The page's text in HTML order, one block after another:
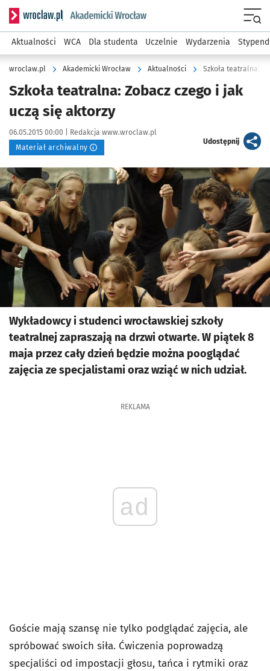
Serwis informacyjny wroclaw.pl podserwis: Akademicki
Aktualności WCA Dla studenta Uczelnie Wydarzenia
wroclaw.pl Akademicki Wrocław Aktualności Szkoła teatralna:
Szkoła teatralna: Zobacz czego i jak
uczą się aktorzy
Data publikacji:
06.05.2015 00:00 | Autor:
Redakcja www.wroclaw.pl
Materiał archiwalny
Udostępnijartykuł
Kliknij, aby powiększyć
Wykładowcy i studenci wrocławskiej szkoły
teatralnej zapraszają na drzwi otwarte. W piątek 8
maja przez cały dzień będzie można pooglądać
zajęcia ze specjalistami oraz wziąć w nich udział.
REKLAMA
ad
Goście mają szansę nie tylko podglądać zajęcia, ale
spróbować swoich siła. Ćwiczenia poprowadzą
specjaliści od impostacji głosu, tańca i rytmiki oraz